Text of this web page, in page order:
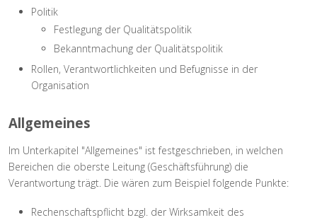
Politik
Festlegung der Qualitätspolitik
Bekanntmachung der Qualitätspolitik
Rollen, Verantwortlichkeiten und Befugnisse in der
Organisation
Allgemeines
Im Unterkapitel "Allgemeines" ist festgeschrieben, in welchen
Bereichen die oberste Leitung (Geschäftsführung) die
Verantwortung trägt. Die wären zum Beispiel folgende Punkte:
Rechenschaftspflicht bzgl. der Wirksamkeit des